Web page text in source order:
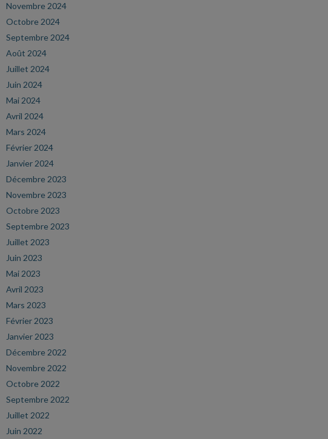
Novembre 2024
Octobre 2024
Septembre 2024
Août 2024
Juillet 2024
Juin 2024
Mai 2024
Avril 2024
Mars 2024
Février 2024
Janvier 2024
Décembre 2023
Novembre 2023
Octobre 2023
Septembre 2023
Juillet 2023
Juin 2023
Mai 2023
Avril 2023
Mars 2023
Février 2023
Janvier 2023
Décembre 2022
Novembre 2022
Octobre 2022
Septembre 2022
Juillet 2022
Juin 2022